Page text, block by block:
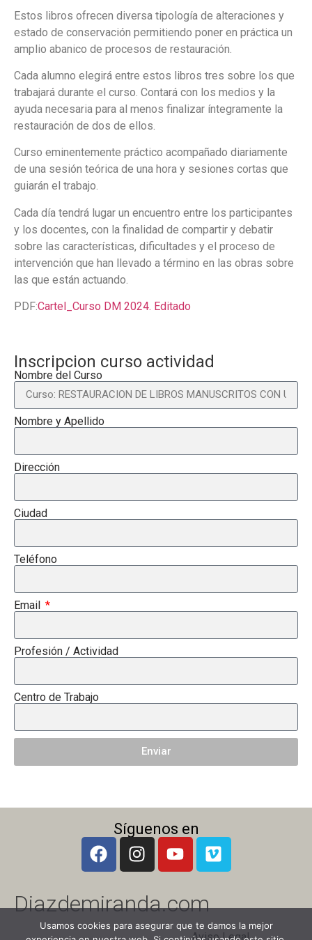
Estos libros ofrecen diversa tipología de alteraciones y
estado de conservación permitiendo poner en práctica un
amplio abanico de procesos de restauración.
Cada alumno elegirá entre estos libros tres sobre los que
trabajará durante el curso. Contará con los medios y la
ayuda necesaria para al menos finalizar íntegramente la
restauración de dos de ellos.
Curso eminentemente práctico acompañado diariamente
de una sesión teórica de una hora y sesiones cortas que
guiarán el trabajo.
Cada día tendrá lugar un encuentro entre los participantes
y los docentes, con la finalidad de compartir y debatir
sobre las características, dificultades y el proceso de
intervención que han llevado a término en las obras sobre
las que están actuando.
PDF:Cartel_Curso DM 2024. Editado
Inscripcion curso actividad
Nombre del Curso
Nombre y Apellido
Dirección
Ciudad
Teléfono
Email
Profesión / Actividad
Centro de Trabajo
Enviar
Síguenos en
Diazdemiranda.com
Aviso Legal
Usamos cookies para asegurar que te damos la mejor